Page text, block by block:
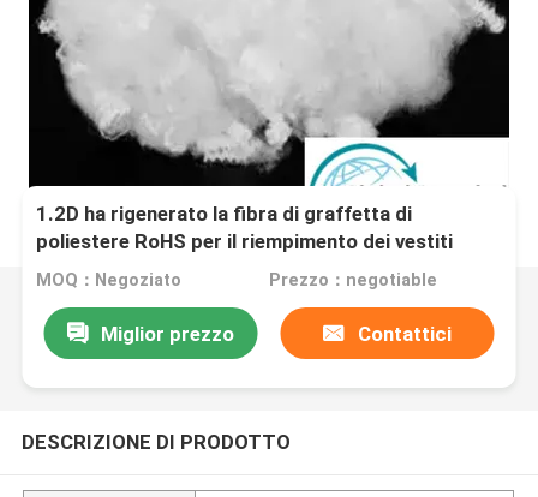
1.2D ha rigenerato la fibra di graffetta di
poliestere RoHS per il riempimento dei vestiti
MOQ：Negoziato Prezzo：negotiable
Miglior prezzo Contattici
DESCRIZIONE DI PRODOTTO